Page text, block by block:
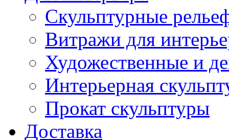
Скульптурные
Витражи для
Художественные и
Интерьерная
Прокат скульптуры
Доставка